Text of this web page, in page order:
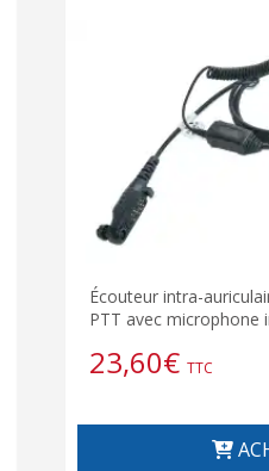
Écouteur intra-
PTT avec microphone
23,60€ TTC